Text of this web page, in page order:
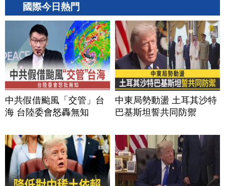
國際今日熱門
中共假借颱風「交管」台
海 台陸委會怒轟無知
中東局勢動盪 土耳其沙特
巴基斯坦誓共同防禦